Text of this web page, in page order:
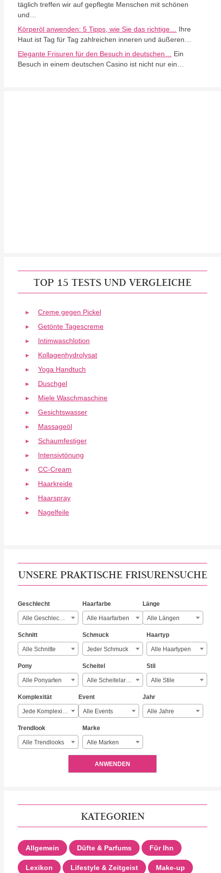
täglich treffen wir auf gepflegte Menschen mit schönen
und…
Körperöl anwenden: 5 Tipps, wie Sie das richtige… Ihre
Haut ist Tag für Tag zahlreichen inneren und äußeren…
Elegante Frisuren für den Besuch in deutschen… Ein
Besuch in einem deutschen Casino ist nicht nur ein…
TOP 15 TESTS UND VERGLEICHE
Creme gegen Pickel
Getönte Tagescreme
Intimwaschlotion
Kollagenhydrolysat
Yoga Handtuch
Duschgel
Miele Waschmaschine
Gesichtswasser
Massageöl
Schaumfestiger
Intensivtönung
CC-Cream
Haarkreide
Haarspray
Nagelfeile
UNSERE PRAKTISCHE FRISURENSUCHE
Geschlecht
Alle Geschlechter
Haarfarbe
Alle Haarfarben
Länge
Alle Längen
Schnitt
Alle Schnitte
Schmuck
Jeder Schmuck
Haartyp
Alle Haartypen
Pony
Alle Ponyarten
Scheitel
Alle Scheitelarten
Stil
Alle Stile
Komplexität
Jede Komplexität
Event
Alle Events
Jahr
Alle Jahre
Trendlook
Alle Trendlooks
Marke
Alle Marken
ANWENDEN
KATEGORIEN
Allgemein Düfte & Parfums Für Ihn
Lexikon Lifestyle & Zeitgeist Make-up